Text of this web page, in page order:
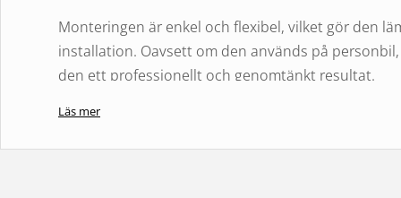
Monteringen är enkel och flexibel, vilket gör den
installation. Oavsett om den används på
den ett professionellt och genomtänkt resultat.
Funktion och
Läs mer